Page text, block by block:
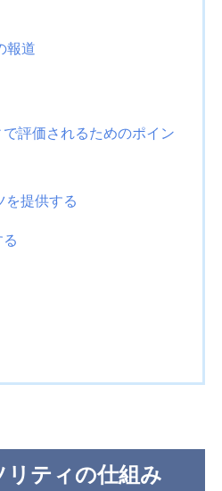
報道
評価されるためのポイン
を提供する
リティの仕組み